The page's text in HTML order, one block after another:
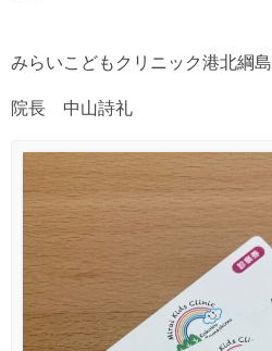
みらいこどもクリニック港北綱島
院長 中山詩礼